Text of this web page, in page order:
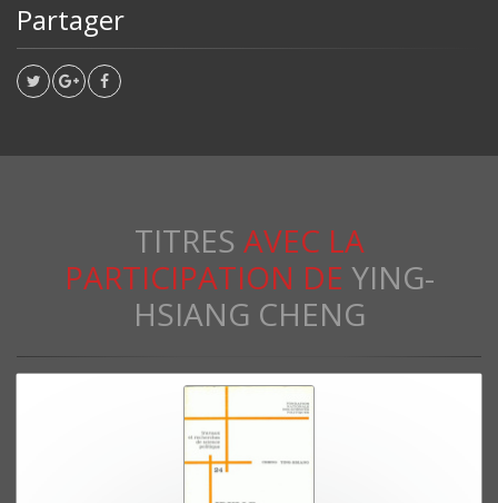
Partager
TITRES AVEC LA
PARTICIPATION DE YING-
HSIANG CHENG